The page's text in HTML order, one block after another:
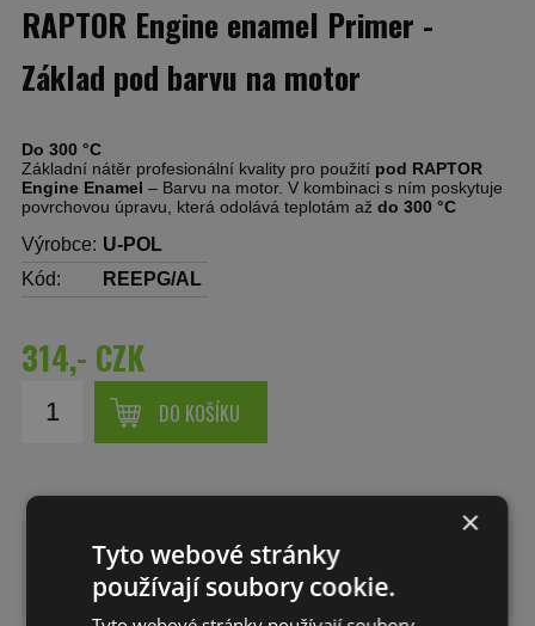
RAPTOR Engine enamel Primer -
Základ pod barvu na motor
Do 300 °C
Základní nátěr profesionální kvality pro použití pod RAPTOR
Engine Enamel – Barvu na motor. V kombinaci s ním poskytuje
povrchovou úpravu, která odolává teplotám až do 300 °C
Výrobce: U-POL
Kód:
REEPG/AL
314,- CZK
DO KOŠÍKU
RAPTOR Engine enamel Primer -
Základ pod barvu na motor
×
Tyto webové stránky
používají soubory cookie.